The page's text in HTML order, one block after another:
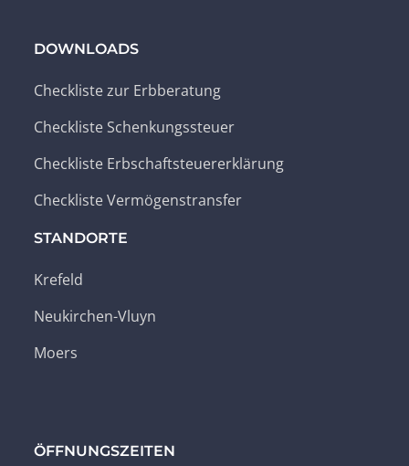
DOWNLOADS
Checkliste zur Erbberatung
Checkliste Schenkungssteuer
Checkliste Erbschaftsteuererklärung
Checkliste Vermögenstransfer
STANDORTE
Krefeld
Neukirchen-Vluyn
Moers
ÖFFNUNGSZEITEN